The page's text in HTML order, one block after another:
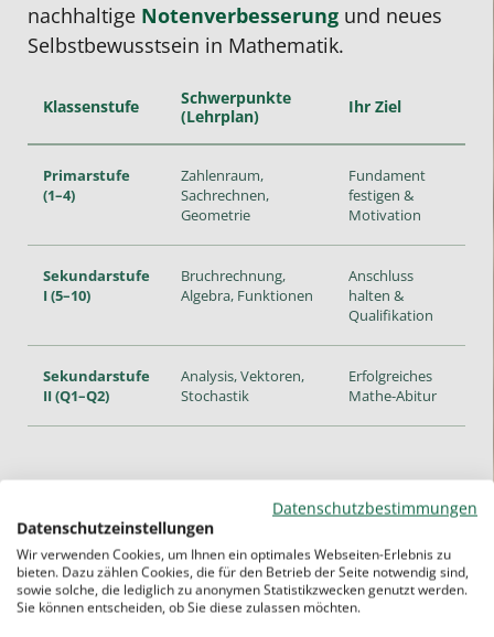
nachhaltige Notenverbesserung und neues
Selbstbewusstsein in Mathematik.
Klassenstufe
Schwerpunkte
(Lehrplan)
Ihr Ziel
Primarstufe
(1–4)
Zahlenraum,
Sachrechnen,
Geometrie
Fundament
festigen &
Motivation
Sekundarstufe
I (5–10)
Bruchrechnung,
Algebra, Funktionen
Anschluss
halten &
Qualifikation
Sekundarstufe
II (Q1–Q2)
Analysis, Vektoren,
Stochastik
Erfolgreiches
Mathe-Abitur
Datenschutzbestimmungen
Datenschutzeinstellungen
Wir verwenden Cookies, um Ihnen ein optimales Webseiten-Erlebnis zu
bieten. Dazu zählen Cookies, die für den Betrieb der Seite notwendig sind,
sowie solche, die lediglich zu anonymen Statistikzwecken genutzt werden.
Sie können entscheiden, ob Sie diese zulassen möchten.